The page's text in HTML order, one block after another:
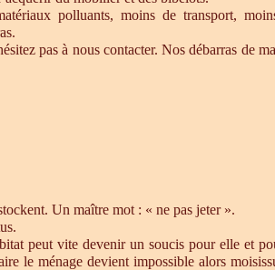
polluants, moins de transport,
pas à nous contacter. Nos débarras de
Un maître mot : « ne pas jeter ».
peut vite devenir un soucis pour elle et
le ménage devient impossible alors